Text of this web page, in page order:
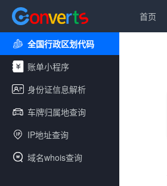
首页
全国行政区划代码
账单小程序
身份证信息解析
车牌归属地查询
IP地址查询
域名whois查询